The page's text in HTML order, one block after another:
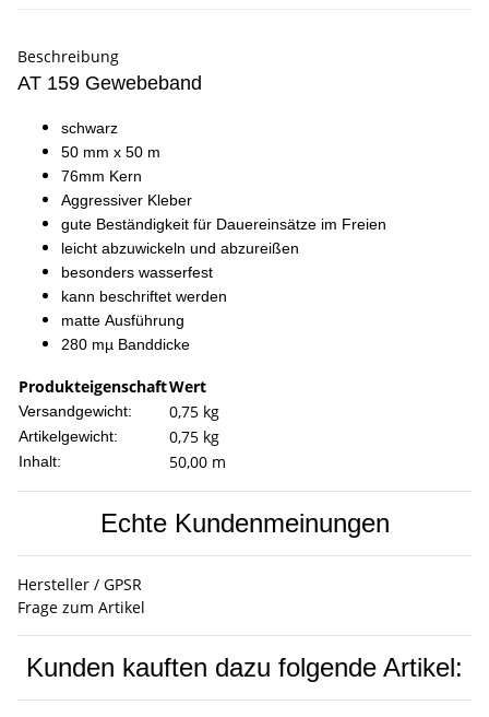
Beschreibung
AT 159 Gewebeband
schwarz
50 mm x 50 m
76mm Kern
Aggressiver Kleber
gute Beständigkeit für Dauereinsätze im Freien
leicht abzuwickeln und abzureißen
besonders wasserfest
kann beschriftet werden
matte Ausführung
280 mµ Banddicke
ProdukteigenschaftWert
Versandgewicht: 0,75 kg
Artikelgewicht: 0,75 kg
Inhalt: 50,00 m
Echte Kundenmeinungen
Hersteller / GPSR
Frage zum Artikel
Kunden kauften dazu folgende Artikel: